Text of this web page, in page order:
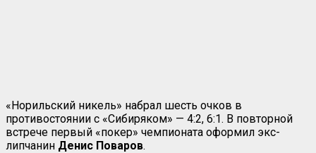
«Норильский никель» набрал шесть очков в
противостоянии с «Сибиряком» — 4:2, 6:1. В повторной
встрече первый «покер» чемпионата оформил экс-
липчанин Денис Поваров.